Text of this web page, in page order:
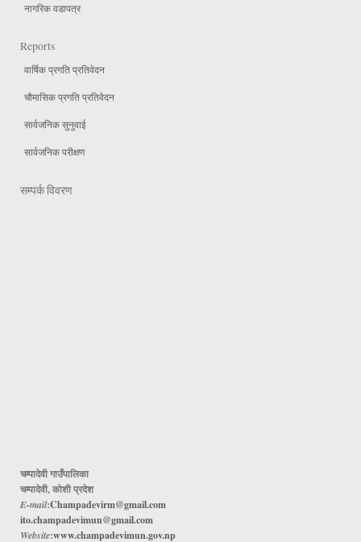
नागरिक वडापत्र
Reports
वार्षिक प्रगति प्रतिवेदन
चौमासिक प्रगति प्रतिवेदन
सार्वजनिक सुनुवाई
सार्वजनिक परीक्षण
सम्पर्क विवरण
चम्पादेवी गाउँपालिका
चम्पादेवी, कोशी प्रदेश
E-mail:Champadevirm@gmail.com
ito.champadevimun@gmail.com
Website:www.champadevimun.gov.np